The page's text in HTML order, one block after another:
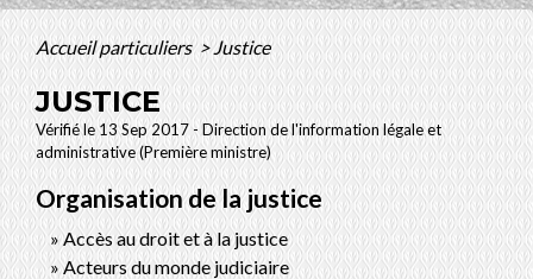
Accueil particuliers>Justice
JUSTICE
Vérifié le 13 Sep 2017 - Direction de l'information légale et
administrative (Première ministre)
Organisation de la justice
Accès au droit et à la justice
Acteurs du monde judiciaire